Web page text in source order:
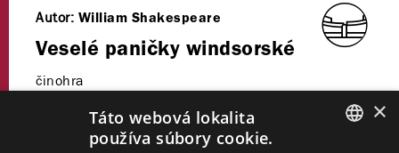
Autor: William Shakespeare
Veselé paničky windsorské
činohra
×
Táto webová lokalita
používa súbory cookie.